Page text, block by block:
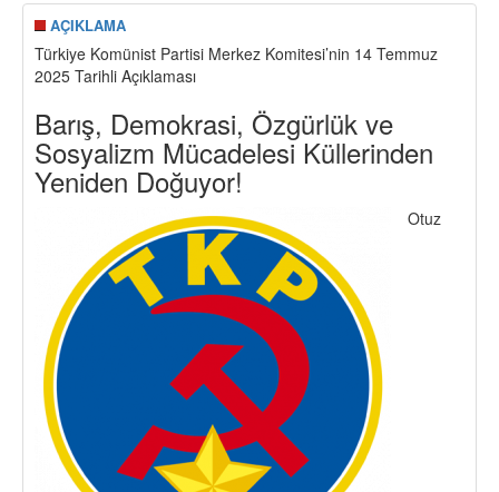
AÇIKLAMA
Türkiye Komünist Partisi Merkez Komitesi’nin 14 Temmuz
2025 Tarihli Açıklaması
Barış, Demokrasi, Özgürlük ve
Sosyalizm Mücadelesi Küllerinden
Yeniden Doğuyor!
Otuz